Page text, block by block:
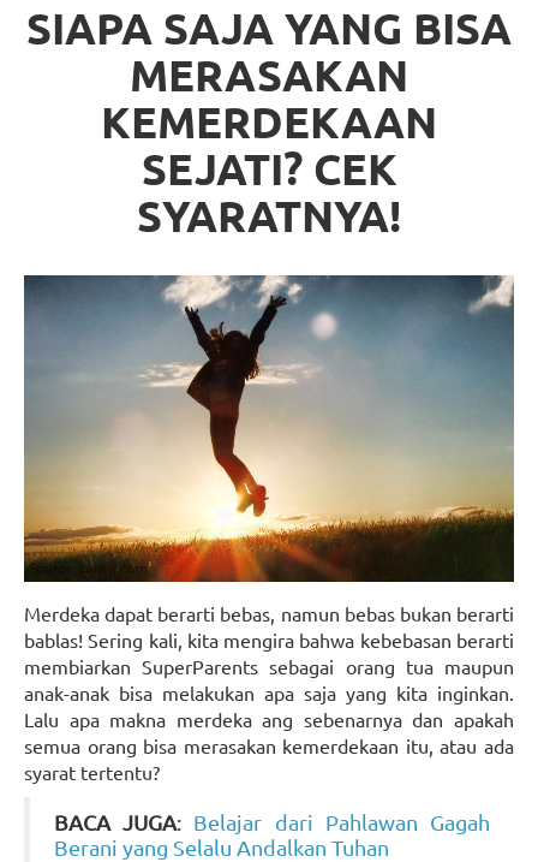
SIAPA SAJA YANG BISA
MERASAKAN
KEMERDEKAAN
SEJATI? CEK
SYARATNYA!
Merdeka dapat berarti bebas, namun bebas bukan berarti
bablas! Sering kali, kita mengira bahwa kebebasan berarti
membiarkan SuperParents sebagai orang tua maupun
anak-anak bisa melakukan apa saja yang kita inginkan.
Lalu apa makna merdeka ang sebenarnya dan apakah
semua orang bisa merasakan kemerdekaan itu, atau ada
syarat tertentu?
BACA JUGA: Belajar dari Pahlawan Gagah
Berani yang Selalu Andalkan Tuhan